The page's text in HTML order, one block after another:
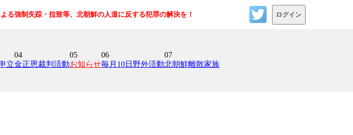
る強制失踪・拉致等、北朝鮮の人道に反する犯罪の解決を！ ログイン
立
04
金正恩裁判活動
05
お知らせ
06
毎月10日野外活動
07
北朝鮮離散家族